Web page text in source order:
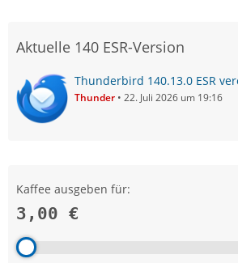
Aktuelle 140 ESR-Version
Thunderbird 140.13.0 ESR
Thunder 22. Juli 2026 um 19:16
Kaffee ausgeben für:
3,00 €